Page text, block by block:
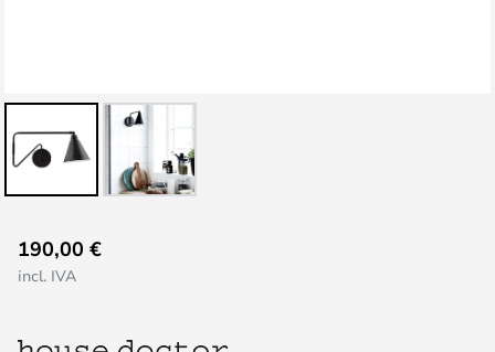
para
da
190,00 €
incl. IVA